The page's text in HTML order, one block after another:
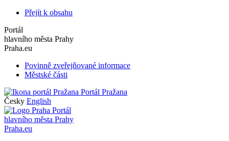
Přejít k obsahu
Portál
hlavního města Prahy
Praha.eu
Povinně zveřejňované informace
Městské části
Portál Pražana
Česky English
Portál
hlavního města Prahy
Praha.eu